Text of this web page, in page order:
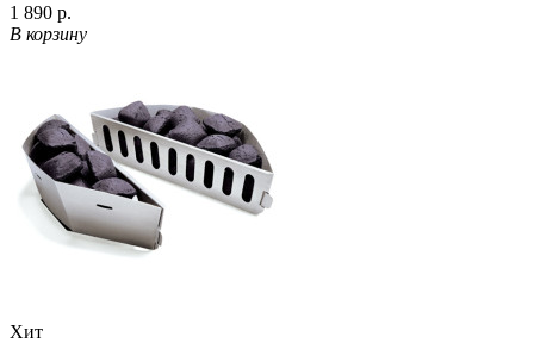
1 890 р.
В корзину
Хит